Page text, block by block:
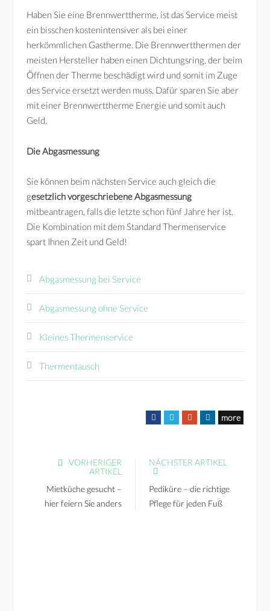
Haben Sie eine Brennwerttherme, ist das Service meist
ein bisschen kostenintensiver als bei einer
herkömmlichen Gastherme. Die Brennwertthermen der
meisten Hersteller haben einen Dichtungsring, der beim
Öffnen der Therme beschädigt wird und somit im Zuge
des Service ersetzt werden muss. Dafür sparen Sie aber
mit einer Brennwerttherme Energie und somit auch
Geld.
Die Abgasmessung
Sie können beim nächsten Service auch gleich die
gesetzlich vorgeschriebene Abgasmessung
mitbeantragen, falls die letzte schon fünf Jahre her ist.
Die Kombination mit dem Standard Thermenservice
spart Ihnen Zeit und Geld!
Abgasmessung bei Service
Abgasmessung ohne Service
Kleines Thermenservice
Thermentausch
F
e
b
o
o
T
t
e
r
G
g
e
+
L
k
d
I
more
VORHERIGER
ARTIKEL
Mietküche gesucht –
hier feiern Sie anders
NÄCHSTER ARTIKEL
Pediküre – die richtige
Pflege für jeden Fuß